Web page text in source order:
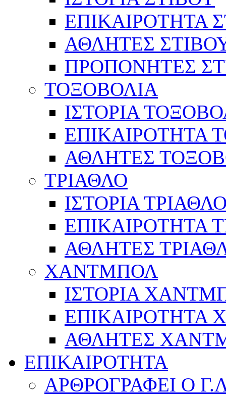
ΕΠΙΚΑΙΡΟΤΗΤΑ
ΑΘΛΗΤΕΣ
ΠΡΟΠΟΝΗΤΕΣ
ΤΟΞΟΒΟΛΙΑ
ΙΣΤΟΡΙΑ
ΕΠΙΚΑΙΡΟΤΗΤΑ
ΑΘΛΗΤΕΣ
ΤΡΙΑΘΛΟ
ΙΣΤΟΡΙΑ
ΕΠΙΚΑΙΡΟΤΗΤΑ
ΑΘΛΗΤΕΣ
ΧΑΝΤΜΠΟΛ
ΙΣΤΟΡΙΑ
ΕΠΙΚΑΙΡΟΤΗΤΑ
ΑΘΛΗΤΕΣ
ΕΠΙΚΑΙΡΟΤΗΤΑ
ΑΡΘΡΟΓΡΑΦΕΙ Ο